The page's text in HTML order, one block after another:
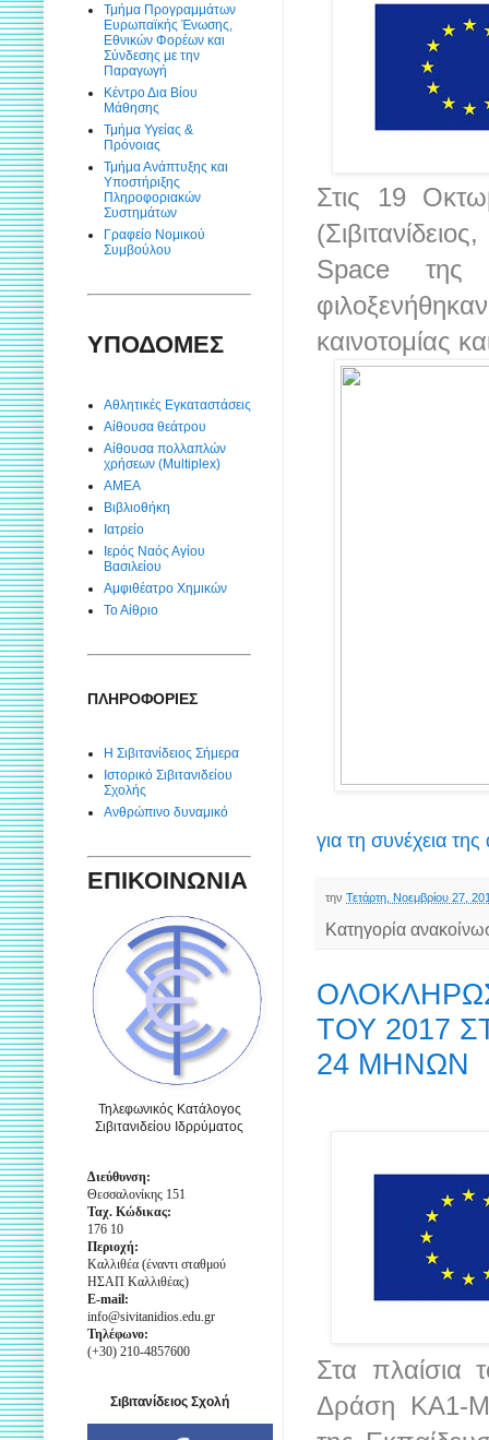
Στις 19
Space
καινοτομίας
για τη συνέχεια
την Τετάρτη, Νοεμβρίου 27,
Κατηγορία
ΤΟΥ 2017
24 ΜΗΝΩΝ
Στα πλαίσια
Δράση ΚΑ1-
Τμήμα Προγραμμάτων
Ευρωπαϊκής Ένωσης,
Εθνικών Φορέων και
Σύνδεσης με την
Παραγωγή
Κέντρο Δια Βίου
Μάθησης
Τμήμα Υγείας &
Πρόνοιας
Τμήμα Ανάπτυξης και
Υποστήριξης
Πληροφοριακών
Συστημάτων
Γραφείο Νομικού
Συμβούλου
ΥΠΟΔΟΜΕΣ
Αθλητικές Εγκαταστάσεις
Αίθουσα θεάτρου
Αίθουσα πολλαπλών
χρήσεων (Multiplex)
ΑΜΕΑ
Βιβλιοθήκη
Ιατρείο
Ιερός Ναός Αγίου
Βασιλείου
Αμφιθέατρο Χημικών
Το Αίθριο
ΠΛΗΡΟΦΟΡΙΕΣ
Η Σιβιτανίδειος Σήμερα
Ιστορικό Σιβιτανιδείου
Σχολής
Ανθρώπινο δυναμικό
ΕΠΙΚΟΙΝΩΝΙΑ
Τηλεφωνικός Κατάλογος
Σιβιτανιδείου Ιδρρύματος
Διεύθυνση:
Θεσσαλονίκης 151
Ταχ. Κώδικας:
176 10
Περιοχή:
Καλλιθέα (έναντι σταθμού
ΗΣΑΠ Καλλιθέας)
E-mail:
info@sivitanidios.edu.gr
Τηλέφωνο:
(+30) 210-4857600
Σιβιτανίδειος Σχολή